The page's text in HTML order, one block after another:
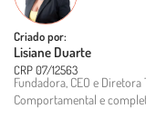
Criado por:
Lisiane Duarte
CRP 07/12563
Fundadora, CEO e
Comportamental e